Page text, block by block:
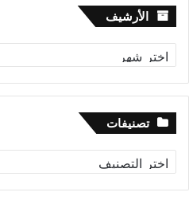
الأرشيف الأرشيف
تصنيفات
تصنيفات